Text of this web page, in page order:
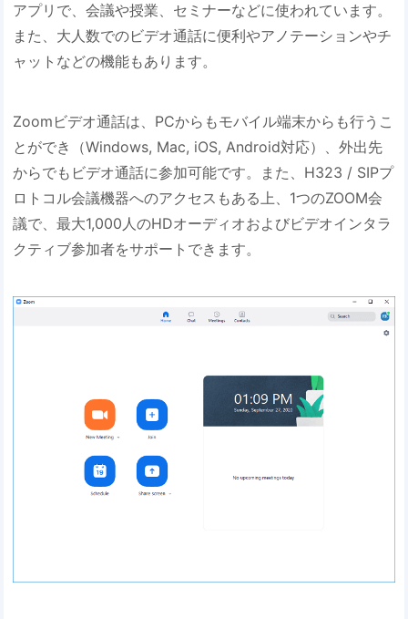
アプリで、会議や授業、セミナーなどに使われています。
また、大人数でのビデオ通話に便利やアノテーションやチ
ャットなどの機能もあります。
Zoomビデオ通話は、PCからもモバイル端末からも行うこ
とができ（Windows, Mac, iOS, Android対応）、外出先
からでもビデオ通話に参加可能です。また、H323 / SIPプ
ロトコル会議機器へのアクセスもある上、1つのZOOM会
議で、最大1,000人のHDオーディオおよびビデオインタラ
クティブ参加者をサポートできます。